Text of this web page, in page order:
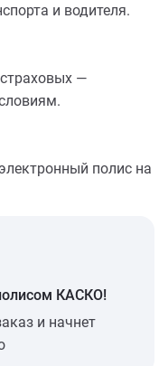
и водителя.
—
полис на
КАСКО!
и начнет